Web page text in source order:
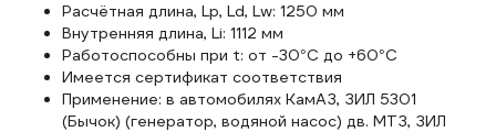
Расчётная длина, Lp, Ld, Lw: 1250 мм
Внутренняя длина, Li: 1112 мм
Работоспособны при t: от -30°C до +60°C
Имеется сертификат соответствия
Применение: в автомобилях КамАЗ, ЗИЛ 5301
(Бычок) (генератор, водяной насос) дв. МТЗ, ЗИЛ